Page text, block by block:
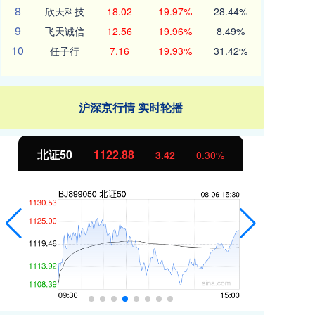
8 欣天科技 18.02 19.97% 28.44%
9 飞天诚信 12.56 19.96% 8.49%
10 任子行 7.16 19.93% 31.42%
沪深京行情 实时轮播
北证50 1122.88 3.42 0.30%